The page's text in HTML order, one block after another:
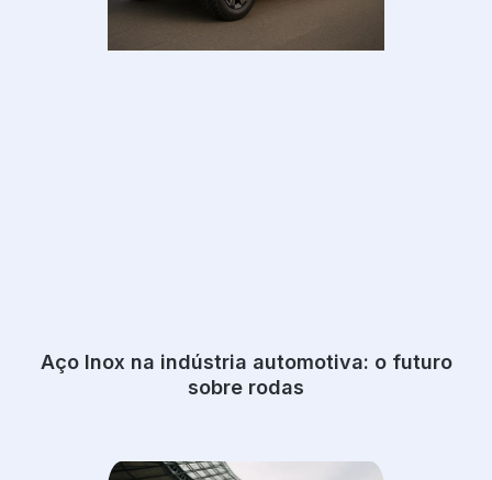
Aço Inox na indústria automotiva: o futuro
sobre rodas